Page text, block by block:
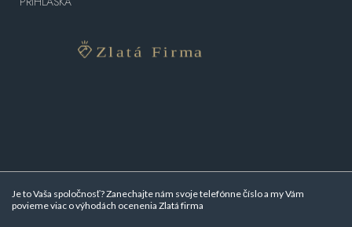
Je to Vaša spoločnosť? Zanechajte nám svoje telefónne číslo a my Vám
povieme viac ovýhodách ocenenia Zlatá firma